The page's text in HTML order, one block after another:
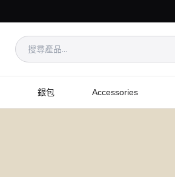
銀包 Accessories